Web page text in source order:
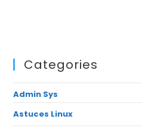
Categories
Admin Sys
Astuces Linux